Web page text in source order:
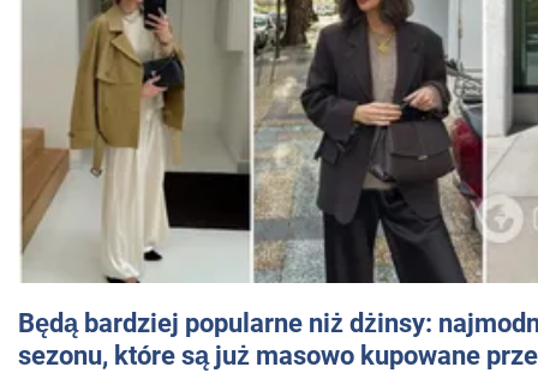
Będą bardziej popularne niż dżinsy:
sezonu, które są już masowo kupowane